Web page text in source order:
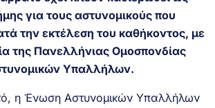
για τους αστυνομικούς που
την εκτέλεση του καθήκοντος, με
της Πανελλήνιας Ομοσπονδίας
Υπαλλήλων.
η Ένωση Αστυνομικών Υπαλλήλων